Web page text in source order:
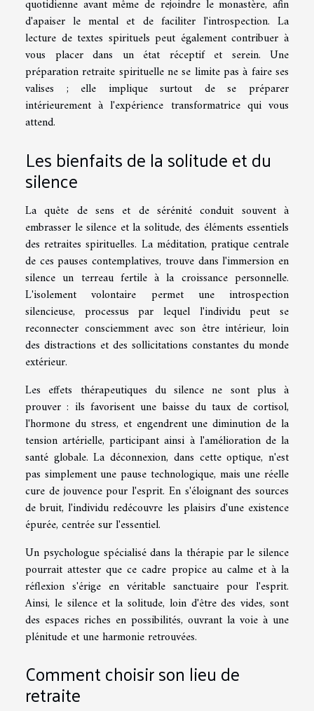
quotidienne avant même de rejoindre le monastère, afin
d'apaiser le mental et de faciliter l'introspection. La
lecture de textes spirituels peut également contribuer à
vous placer dans un état réceptif et serein. Une
préparation retraite spirituelle ne se limite pas à faire ses
valises ; elle implique surtout de se préparer
intérieurement à l'expérience transformatrice qui vous
attend.
Les bienfaits de la solitude et du
silence
La quête de sens et de sérénité conduit souvent à
embrasser le silence et la solitude, des éléments essentiels
des retraites spirituelles. La méditation, pratique centrale
de ces pauses contemplatives, trouve dans l'immersion en
silence un terreau fertile à la croissance personnelle.
L'isolement volontaire permet une introspection
silencieuse, processus par lequel l'individu peut se
reconnecter consciemment avec son être intérieur, loin
des distractions et des sollicitations constantes du monde
extérieur.
Les effets thérapeutiques du silence ne sont plus à
prouver : ils favorisent une baisse du taux de cortisol,
l'hormone du stress, et engendrent une diminution de la
tension artérielle, participant ainsi à l'amélioration de la
santé globale. La déconnexion, dans cette optique, n'est
pas simplement une pause technologique, mais une réelle
cure de jouvence pour l'esprit. En s'éloignant des sources
de bruit, l'individu redécouvre les plaisirs d'une existence
épurée, centrée sur l'essentiel.
Un psychologue spécialisé dans la thérapie par le silence
pourrait attester que ce cadre propice au calme et à la
réflexion s'érige en véritable sanctuaire pour l'esprit.
Ainsi, le silence et la solitude, loin d'être des vides, sont
des espaces riches en possibilités, ouvrant la voie à une
plénitude et une harmonie retrouvées.
Comment choisir son lieu de
retraite